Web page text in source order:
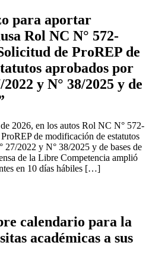
para aportar
Rol NC N° 572-
de ProREP de
aprobados por
y N° 38/2025 y de
2026, en los autos Rol NC N° 572-
de modificación de estatutos
27/2022 y N° 38/2025 y de bases de
de la Libre Competencia amplió
en 10 días hábiles […]
calendario para la
académicas a sus